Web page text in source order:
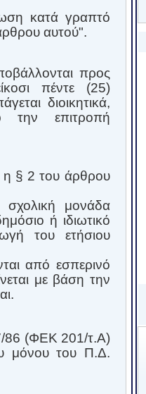
κατά γραπτό
αυτού".
προς
πέντε (25)
διοικητικά,
την επιτροπή
§ 2 του άρθρου
μονάδα
ή ιδιωτικό
του ετήσιου
από εσπερινό
με βάση την
86 (ΦΕΚ 201/τ.Α)
μόνου του Π.Δ.